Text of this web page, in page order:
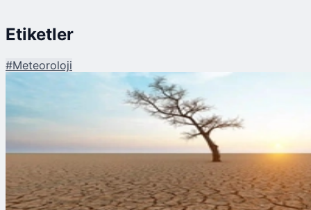
Etiketler
#Meteoroloji